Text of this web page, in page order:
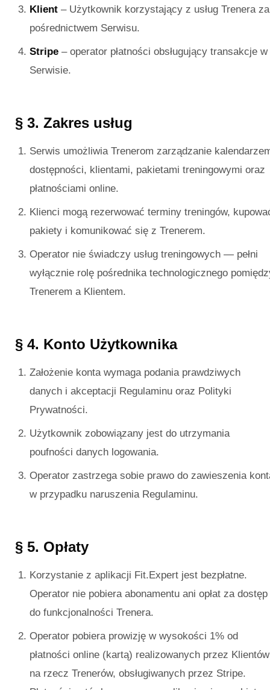
Klient – Użytkownik korzystający z usług Trenera za
pośrednictwem Serwisu.
Stripe – operator płatności obsługujący transakcje w
Serwisie.
§ 3. Zakres usług
Serwis umożliwia Trenerom zarządzanie
dostępności, klientami, pakietami treningowymi oraz
płatnościami online.
Klienci mogą rezerwować terminy treningów,
pakiety i komunikować się z Trenerem.
Operator nie świadczy usług treningowych — pełni
wyłącznie rolę pośrednika technologicznego
Trenerem a Klientem.
§ 4. Konto Użytkownika
Założenie konta wymaga podania prawdziwych
danych i akceptacji Regulaminu oraz Polityki
Prywatności.
Użytkownik zobowiązany jest do utrzymania
poufności danych logowania.
Operator zastrzega sobie prawo do zawieszenia
w przypadku naruszenia Regulaminu.
§ 5. Opłaty
Korzystanie z aplikacji Fit.Expert jest bezpłatne.
Operator nie pobiera abonamentu ani opłat za dostęp
do funkcjonalności Trenera.
Operator pobiera prowizję w wysokości 1% od
płatności online (kartą) realizowanych przez Klientów
na rzecz Trenerów, obsługiwanych przez Stripe.